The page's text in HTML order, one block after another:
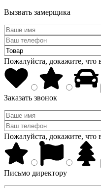
Вызвать замерщика
Пожалуйста, докажите, что
Заказать звонок
Пожалуйста, докажите, что
Письмо директору